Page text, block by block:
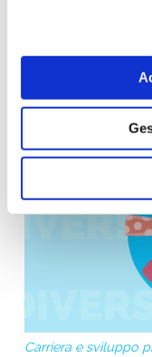
Carriera e sviluppo